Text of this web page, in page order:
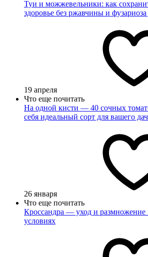
Туи и можжевельники: как
здоровье без ржавчины и
19 апреля
Что еще почитать
На одной кисти — 40 сочных
себя идеальный сорт для вашего
26 января
Что еще почитать
Кроссандра — уход и
условиях